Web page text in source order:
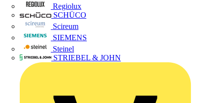
Regiolux
SCHÜCO
Scireum
SIEMENS
Steinel
STRIEBEL & JOHN